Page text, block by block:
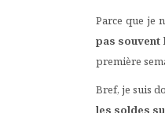
Parce que je
pas souvent
première
Bref, je suis
les soldes